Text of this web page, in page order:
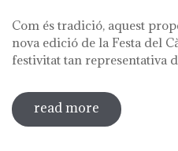
Com és tradició, aquest
nova edició de la Festa del
festivitat tan representativa
read more sobre 76ª